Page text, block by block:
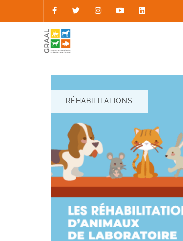
RÉHABILITATIONS